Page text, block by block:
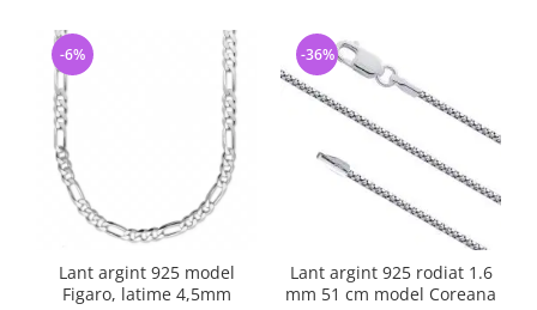
Lant argint 925 model
Figaro, latime 4,5mm
-6%
Lant argint 925 rodiat 1.6
mm 51 cm model Coreana
-36%